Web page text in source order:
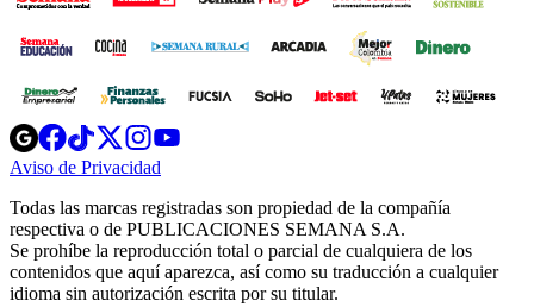
Opens
in
new
Opens
in
new
Opens
in
new
window
Opens
new
windowwindow
Aviso de Privacidad
new
window
Todas las marcas registradas son propiedad de la compañía
respectiva o de PUBLICACIONES SEMANA S.A.
Se prohíbe la reproducción total o parcial de cualquiera de los
contenidos que aquí aparezca, así como su traducción a cualquier
idioma sin autorización escrita por su titular.